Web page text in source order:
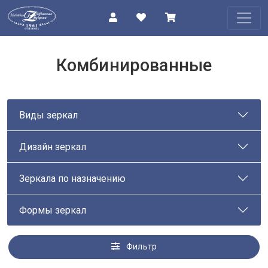
ПРОЕКТЫ
КОНТАКТЫ
Комбинированные
Виды зеркал
Дизайн зеркал
Зеркала по назначению
Формы зеркал
Фильтр